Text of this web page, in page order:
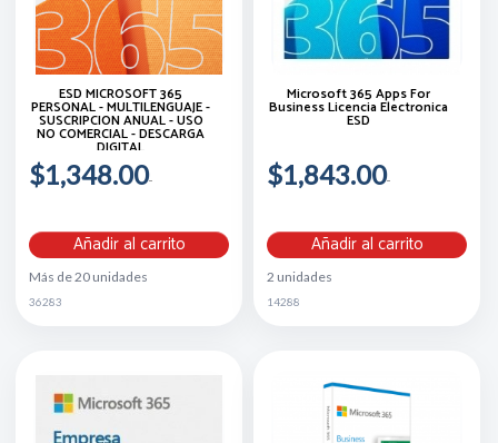
ESD MICROSOFT 365
PERSONAL - MULTILENGUAJE -
SUSCRIPCION ANUAL - USO
NO COMERCIAL - DESCARGA
DIGITAL
$1,348.00
Añadir al carrito
Más de 20 unidades
36283
Microsoft 365 Apps For
Business Licencia Electronica
ESD
$1,843.00
Añadir al carrito
2 unidades
14288